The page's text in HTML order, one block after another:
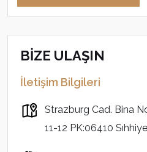
BİZE ULAŞIN
İletişim Bilgileri
Strazburg Cad. Bina
11-12 PK:06410